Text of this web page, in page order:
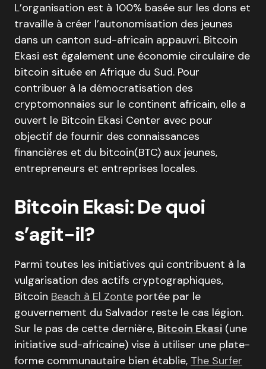
L’organisation est à 100% basée sur les dons et
travaille à créer l’autonomisation des jeunes
dans un canton sud-africain appauvri. Bitcoin
Ekasi est également une économie circulaire de
bitcoin située en Afrique du Sud. Pour
contribuer à la démocratisation des
cryptomonnaies sur le continent africain, elle a
ouvert le Bitcoin Ekasi Center avec pour
objectif de fournir des connaissances
financières et du bitcoin(BTC) aux jeunes,
entrepreneurs et entreprises locales.
Bitcoin Ekasi: De quoi
s’agit-il?
Parmi toutes les initiatives qui contribuent à la
vulgarisation des actifs cryptographiques,
Bitcoin Beach à El Zonte portée par le
gouvernement du Salvador reste le cas légion.
Sur le pas de cette dernière, Bitcoin Ekasi (une
initiative sud-africaine) vise à utiliser une plate-
forme communautaire bien établie, The Surfer